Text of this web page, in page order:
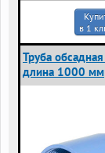
в 1
Труба
длина 1000 мм